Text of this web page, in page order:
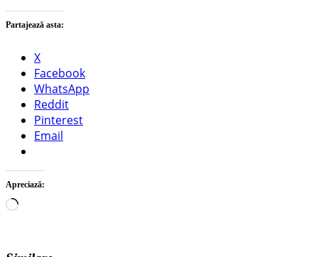
Partajează asta:
X
Facebook
WhatsApp
Reddit
Pinterest
Email
Apreciază:
Încarc...